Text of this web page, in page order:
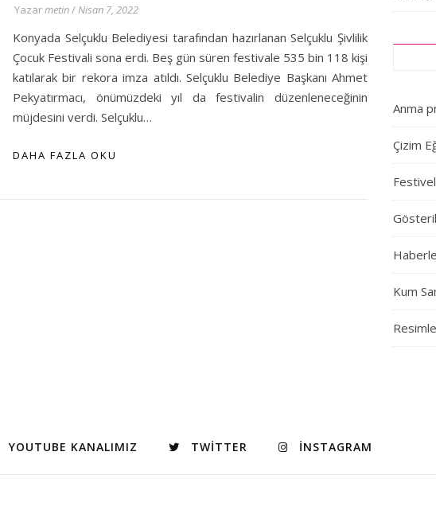
Yazarmetin/Nisan 7, 2022
Konyada Selçuklu Belediyesi tarafından hazırlanan Selçuklu Şivlilik
Çocuk Festivali sona erdi. Beş gün süren festivale 535 bin 118 kişi
katılarak bir rekora imza atıldı. Selçuklu Belediye Başkanı Ahmet
Pekyatırmacı, önümüzdeki yıl da festivalin düzenleneceğinin
müjdesini verdi. Selçuklu…
DAHA FAZLA OKU
Anma
Çizim
Kum
YOUTUBE KANALIMIZ TWITTER INSTAGRAM